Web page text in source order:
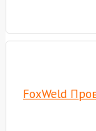
FoxWeld